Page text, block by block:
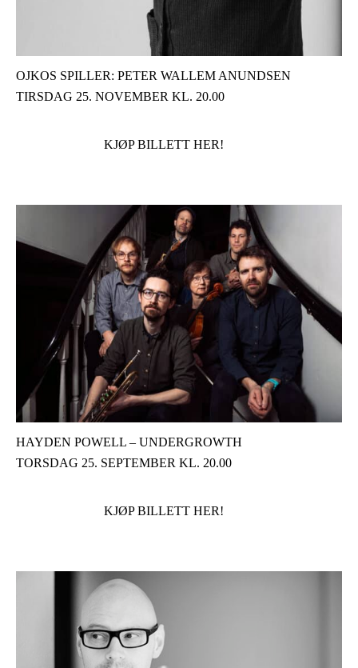
OJKOS SPILLER: PETER WALLEM ANUNDSEN
TIRSDAG 25. NOVEMBER KL. 20.00
KJØP BILLETT HER!
HAYDEN POWELL – UNDERGROWTH
TORSDAG 25. SEPTEMBER KL. 20.00
KJØP BILLETT HER!